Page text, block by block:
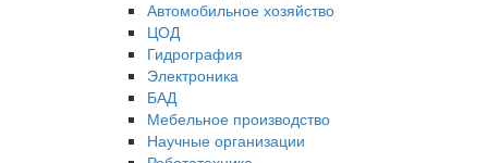
Автомобильное хозяйство
ЦОД
Гидрография
Электроника
БАД
Мебельное производство
Научные организации